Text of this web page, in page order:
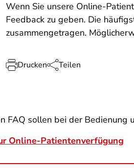
Wenn Sie unsere Online-
Feedback zu geben. Die
zusammengetragen.
Drucken Teilen
FAQ sollen bei der Bedienung
Online-Patientenverfügung